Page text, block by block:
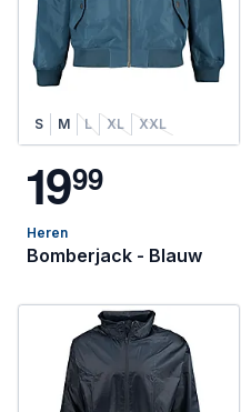
S M L XL XXL
1999
Heren
Bomberjack - Blauw